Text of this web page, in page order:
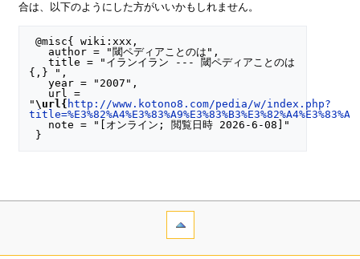
合は、以下のようにした方がいいかもしれません。
@misc{ wiki:xxx,
   title = "イランイラン --- 閾ペディアことのは
{,} ",
   year = "2007",
"\url{ http://www.kotono8.com/pedia/w/index.php?